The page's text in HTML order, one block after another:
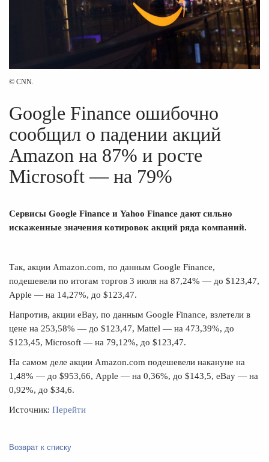
© CNN.
Google Finance ошибочно
сообщил о падении акций
Amazon на 87% и росте
Microsoft — на 79%
Сервисы Google Finance и Yahoo Finance дают сильно
искаженные значения котировок акций ряда компаний.
Так, акции Amazon.com, по данным Google Finance,
подешевели по итогам торгов 3 июля на 87,24% — до $123,47,
Apple — на 14,27%, до $123,47.
Напротив, акции eBay, по данным Google Finance, взлетели в
цене на 253,58% — до $123,47, Mattel — на 473,39%, до
$123,45, Microsoft — на 79,12%, до $123,47.
На самом деле акции Amazon.com подешевели накануне на
1,48% — до $953,66, Apple — на 0,36%, до $143,5, eBay — на
0,92%, до $34,6.
Источник: Перейти
Возврат к списку